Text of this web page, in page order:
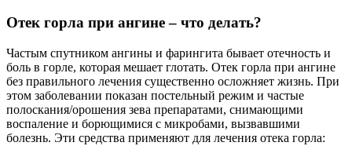
Отек горла при ангине – что делать?
Частым спутником ангины и фарингита бывает отечность и
боль в горле, которая мешает глотать. Отек горла при ангине
без правильного лечения существенно осложняет жизнь. При
этом заболевании показан постельный режим и частые
полоскания/орошения зева препаратами, снимающими
воспаление и борющимися с микробами, вызвавшими
болезнь. Эти средства применяют для лечения отека горла: